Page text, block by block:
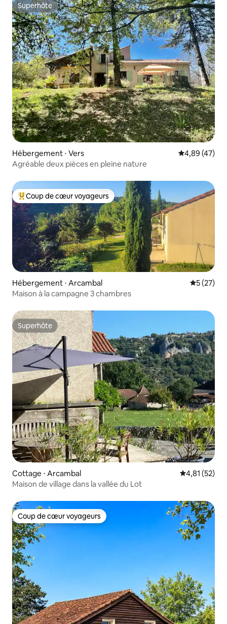
Superhôte
Superhôte
Hébergement ⋅ Vers Évaluation
4,89 (47)
Agréable deux pièces en pleine nature
Coups de cœur voyageurs les plus appréciés
Coup de cœur voyageurs
Hébergement ⋅ Arcambal
5 (27)
Maison à la campagne 3 chambres
Superhôte
Superhôte
Cottage ⋅ Arcambal Évaluation
4,81 (52)
Maison de village dans la vallée du Lot
Coup de cœur voyageurs
Coup de cœur voyageurs